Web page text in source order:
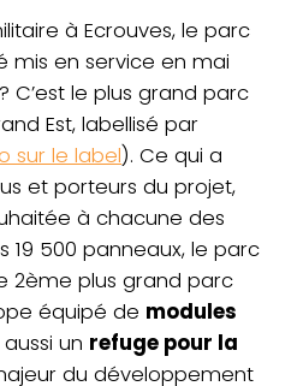
à Ecrouves, le parc
mis en service en mai
C’est le plus grand parc
Est, labellisé par
sur le label). Ce qui a
et porteurs du projet,
à chacune des
19 500 panneaux, le parc
2ème plus grand parc
équipé de modules
aussi un refuge pour la
du développement